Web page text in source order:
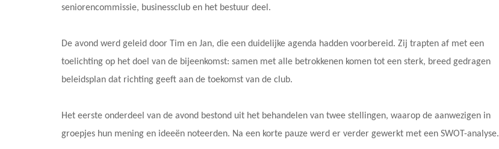
seniorencommissie, businessclub en het bestuur deel.
De avond werd geleid door Tim en Jan, die een duidelijke agenda hadden voorbereid. Zij trapten af met een
toelichting op het doel van de bijeenkomst: samen met alle betrokkenen komen tot een sterk, breed gedragen
beleidsplan dat richting geeft aan de toekomst van de club.
Het eerste onderdeel van de avond bestond uit het behandelen van twee stellingen, waarop de aanwezigen in
groepjes hun mening en ideeën noteerden. Na een korte pauze werd er verder gewerkt met een SWOT-analyse.